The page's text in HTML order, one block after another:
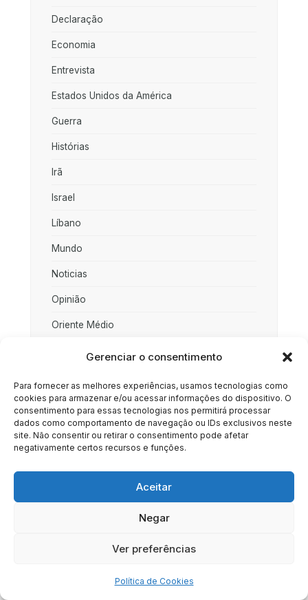
Gerenciar o consentimento
Para fornecer as melhores experiências, usamos tecnologias como
cookies para armazenar e/ou acessar informações do dispositivo. O
consentimento para essas tecnologias nos permitirá processar
dados como comportamento de navegação ou IDs exclusivos neste
site. Não consentir ou retirar o consentimento pode afetar
negativamente certos recursos e funções.
Aceitar
Negar
Ver preferências
Política de Cookies
Declaração
Economia
Entrevista
Estados Unidos da América
Guerra
Histórias
Irã
Israel
Líbano
Mundo
Noticias
Opinião
Oriente Médio
Rússia
Sociedade
Uncategorized
SOBRE BRASIL
Copyright © 2020 - 2023 | Arresala Noticias™